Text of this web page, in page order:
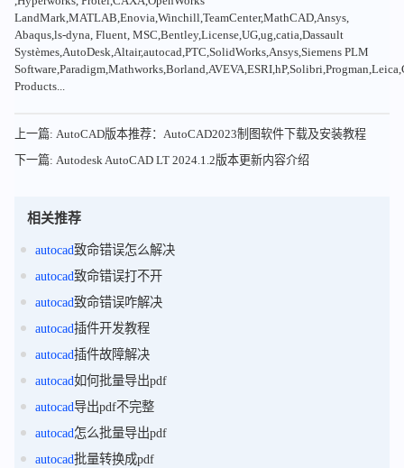
LandMark,MATLAB,Enovia,Winchill,TeamCenter,MathCAD,Ansys,
Abaqus,ls-dyna, Fluent, MSC,Bentley,License,UG,ug,catia,Dassault
Systèmes,AutoDesk,Altair,autocad,PTC,SolidWorks,Ansys,Siemens PLM
Products...
上一篇: AutoCAD版本推荐：AutoCAD2023制图软件下载及安装教程
下一篇: Autodesk AutoCAD LT 2024.1.2版本更新内容介绍
相关推荐
autocad致命错误怎么解决
autocad致命错误打不开
autocad致命错误咋解决
autocad插件开发教程
autocad插件故障解决
autocad如何批量导出pdf
autocad导出pdf不完整
autocad怎么批量导出pdf
autocad批量转换成pdf